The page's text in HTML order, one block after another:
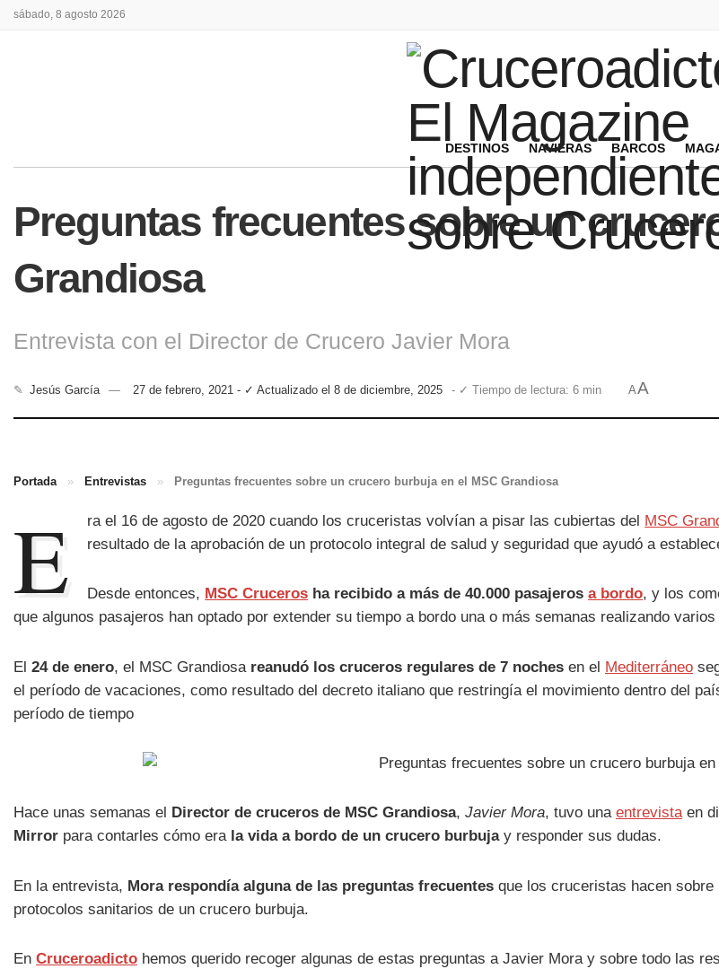
sábado, 8 agosto 2026
DESTINOS NAVIERAS BARCOS
Preguntas frecuentes sobre un
Grandiosa
Entrevista con el Director de Crucero Javier Mora
✎ Jesús García 27 de febrero, 2021 - ✓ Actualizado el 8 de diciembre, 2025 - ✓ Tiempo de lectura: 6 min AA
Portada » Entrevistas » Preguntas frecuentes sobre un crucero burbuja en el MSC Grandiosa
E ra el 16 de agosto de 2020 cuando los cruceristas volvían a pisar las cubiertas del MSC
resultado de la aprobación de un protocolo integral de salud y seguridad que ayudó a
Desde entonces, MSC Cruceros ha recibido a más de 40.000 pasajerosa bordo, y los
que algunos pasajeros han optado por extender su tiempo a bordo una o más semanas realizando
El 24 de enero, el MSC Grandiosa reanudó los cruceros regulares de 7 noches en el Mediterráneo
el período de vacaciones, como resultado del decreto italiano que restringía el movimiento dentro del
período de tiempo
Hace unas semanas el Director de cruceros de MSC Grandiosa, Javier Mora, tuvo una entrevistaen
Mirror para contarles cómo era la vida a bordo de un crucero burbujay responder sus dudas.
En la entrevista, Mora respondía alguna de las preguntas frecuentes que los cruceristas hacen
protocolos sanitarios de un crucero burbuja.
En Cruceroadicto hemos querido recoger algunas de estas preguntas a Javier Mora y sobre todo las